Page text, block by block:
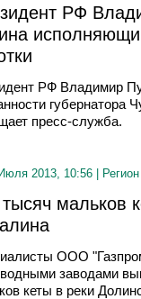
РФ
РФ Владимир
губернатора
пресс-служба.
2013, 10:56 |
мальков
ООО
заводами
кеты в реки